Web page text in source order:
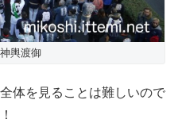
輿渡御
体を見ることは難しいので